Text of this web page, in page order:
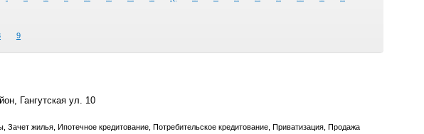
9
Гангутская ул. 10
жилья, Ипотечное кредитование, Потребительское кредитование, Приватизация, Продажа